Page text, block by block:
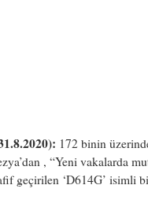
172 binin
, “Yeni vakalarda
geçirilen ‘D614G’ isimli